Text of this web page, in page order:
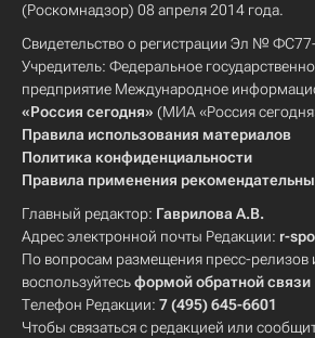
(Роскомнадзор) 08 апреля 2014 года.
Свидетельство о регистрации Эл №
Учредитель: Федеральное
предприятие Международное
«Россия сегодня» (МИА «Россия
Правила использования материалов
Политика конфиденциальности
Правила применения
Главный редактор: Гаврилова А.В.
Адрес электронной почты Редакции: r-
По вопросам размещения пресс-релизов
воспользуйтесьформой обратной связи
Телефон Редакции: 7 (495) 645-6601
Чтобы связаться с редакцией или